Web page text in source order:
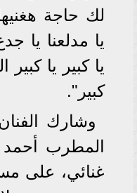
لك حاجة
يا مدلعنا يا
يا كبير يا كبير
كبير".
وشارك
المطرب أحمد
غنائي، على